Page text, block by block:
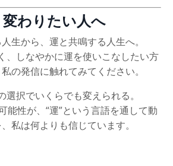
変わりたい人へ
生から、運と共鳴する人生へ。
、しなやかに運を使いこなしたい方
の発信に触れてみてください。
選択でいくらでも変えられる。
能性が、“運”という言語を通して動
私は何よりも信じています。